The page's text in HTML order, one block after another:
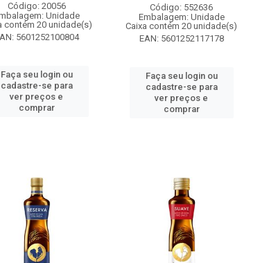
Código: 20056
Unidade
contém 20 unidade(s)
5601252100804
Faça seu login ou
cadastre-se para
ver preços e
comprar
Código: 552636
Embalagem: Unidade
Caixa contém 20 unidade(s)
EAN: 5601252117178
Faça seu login ou
cadastre-se para
ver preços e
comprar